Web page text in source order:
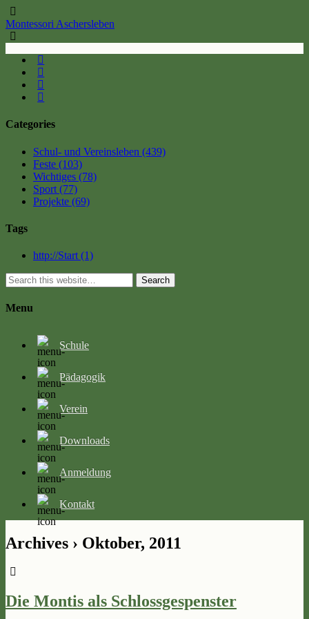
Montessori Aschersleben
Categories
Schul- und Vereinsleben (439)
Feste (103)
Wichtiges (78)
Sport (77)
Projekte (69)
Tags
http://Start (1)
Search
Menu
Schule
Pädagogik
Verein
Downloads
Anmeldung
Kontakt
Archives › Oktober, 2011
Die Montis als Schlossgespenster